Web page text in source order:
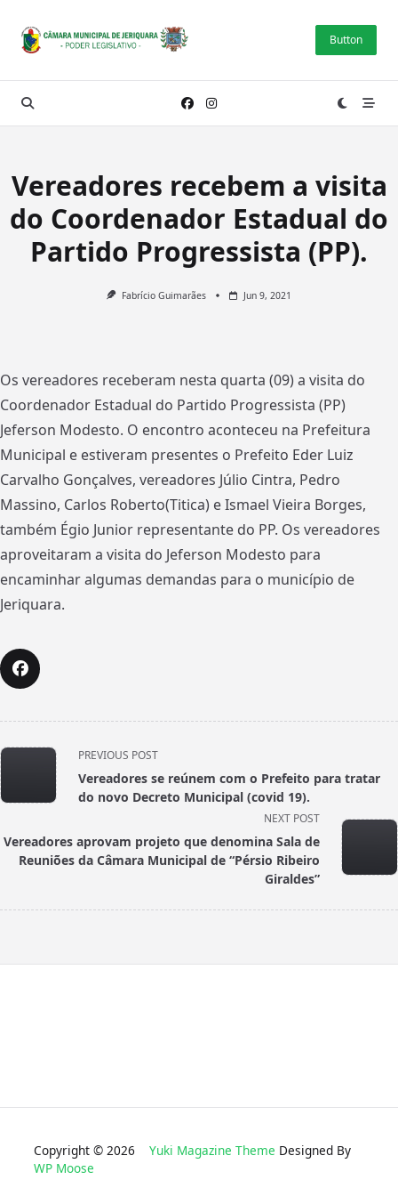
content
Button
Vereadores recebem a visita
do Coordenador Estadual do
Partido Progressista (PP).
Fabrício Guimarães Jun 9, 2021
Os vereadores receberam nesta quarta (09) a visita do
Coordenador Estadual do Partido Progressista (PP)
Jeferson Modesto. O encontro aconteceu na Prefeitura
Municipal e estiveram presentes o Prefeito Eder Luiz
Carvalho Gonçalves, vereadores Júlio Cintra, Pedro
Massino, Carlos Roberto(Titica) e Ismael Vieira Borges,
também Égio Junior representante do PP. Os vereadores
aproveitaram a visita do Jeferson Modesto para
encaminhar algumas demandas para o município de
Jeriquara.
<span
class="nav-
subtitle
reader-
text">Page</span>
PREVIOUS POST
Vereadores se reúnem com o Prefeito para tratar
do novo Decreto Municipal (covid 19).
NEXT POST
Vereadores aprovam projeto que denomina Sala de
Reuniões da Câmara Municipal de “Pérsio Ribeiro
Giraldes”
Copyright © 2026 Yuki Magazine Theme Designed By
WP Moose